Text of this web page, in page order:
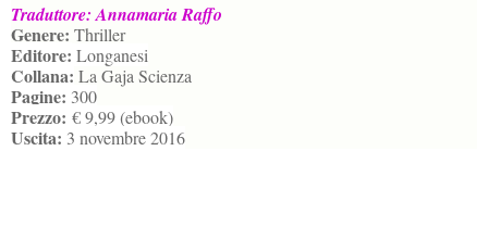
Traduttore: Annamaria Raffo
Genere: Thriller
Editore: Longanesi
Collana: La Gaja Scienza
Pagine: 300
Prezzo: € 9,99 (ebook)
Uscita: 3 novembre 2016